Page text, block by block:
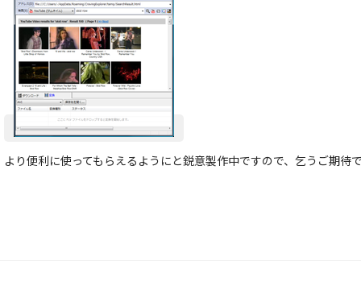
より便利に使ってもらえるようにと鋭意製作中ですので、乞うご期待